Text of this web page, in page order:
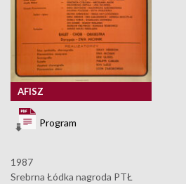
AFISZ
Program
1987
Srebrna Łódka nagroda PTŁ